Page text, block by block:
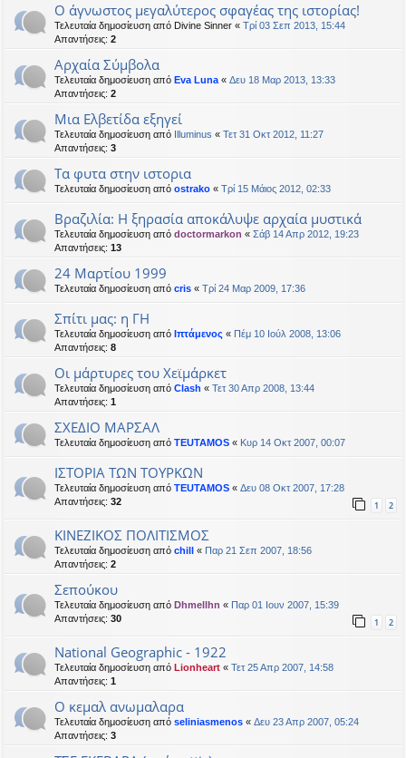
Ο άγνωστος μεγαλύτερος σφαγέας της ιστορίας!
Τελευταία δημοσίευση από Divine Sinner « Τρί 03 Σεπ 2013, 15:44
Απαντήσεις: 2
Αρχαία Σύμβολα
Τελευταία δημοσίευση από Eva Luna « Δευ 18 Μαρ 2013, 13:33
Απαντήσεις: 2
Μια Ελβετίδα εξηγεί
Τελευταία δημοσίευση από Illuminus « Τετ 31 Οκτ 2012, 11:27
Απαντήσεις: 3
Τα φυτα στην ιστορια
Τελευταία δημοσίευση από ostrako « Τρί 15 Μάιος 2012, 02:33
Βραζιλία: H ξηρασία αποκάλυψε αρχαία μυστικά
Τελευταία δημοσίευση από doctormarkon « Σάβ 14 Απρ 2012, 19:23
Απαντήσεις: 13
24 Μαρτίου 1999
Τελευταία δημοσίευση από cris « Τρί 24 Μαρ 2009, 17:36
Σπίτι μας: η ΓΗ
Τελευταία δημοσίευση από Ιπτάμενος « Πέμ 10 Ιούλ 2008, 13:06
Απαντήσεις: 8
Οι μάρτυρες του Χεϊμάρκετ
Τελευταία δημοσίευση από Clash « Τετ 30 Απρ 2008, 13:44
Απαντήσεις: 1
ΣΧΕΔΙΟ ΜΑΡΣΑΛ
Τελευταία δημοσίευση από TEUTAMOS « Κυρ 14 Οκτ 2007, 00:07
ΙΣΤΟΡΙΑ ΤΩΝ ΤΟΥΡΚΩΝ
Τελευταία δημοσίευση από TEUTAMOS « Δευ 08 Οκτ 2007, 17:28
Απαντήσεις: 32 1 2
ΚΙΝΕΖΙΚΟΣ ΠΟΛΙΤΙΣΜΟΣ
Τελευταία δημοσίευση από chill « Παρ 21 Σεπ 2007, 18:56
Απαντήσεις: 2
Σεπούκου
Τελευταία δημοσίευση από Dhmellhn « Παρ 01 Ιουν 2007, 15:39
Απαντήσεις: 30 1 2
Νational Geographic - 1922
Τελευταία δημοσίευση από Lionheart « Τετ 25 Απρ 2007, 14:58
Απαντήσεις: 1
O κεμαλ ανωμαλαρα
Τελευταία δημοσίευση από seliniasmenos « Δευ 23 Απρ 2007, 05:24
Απαντήσεις: 3